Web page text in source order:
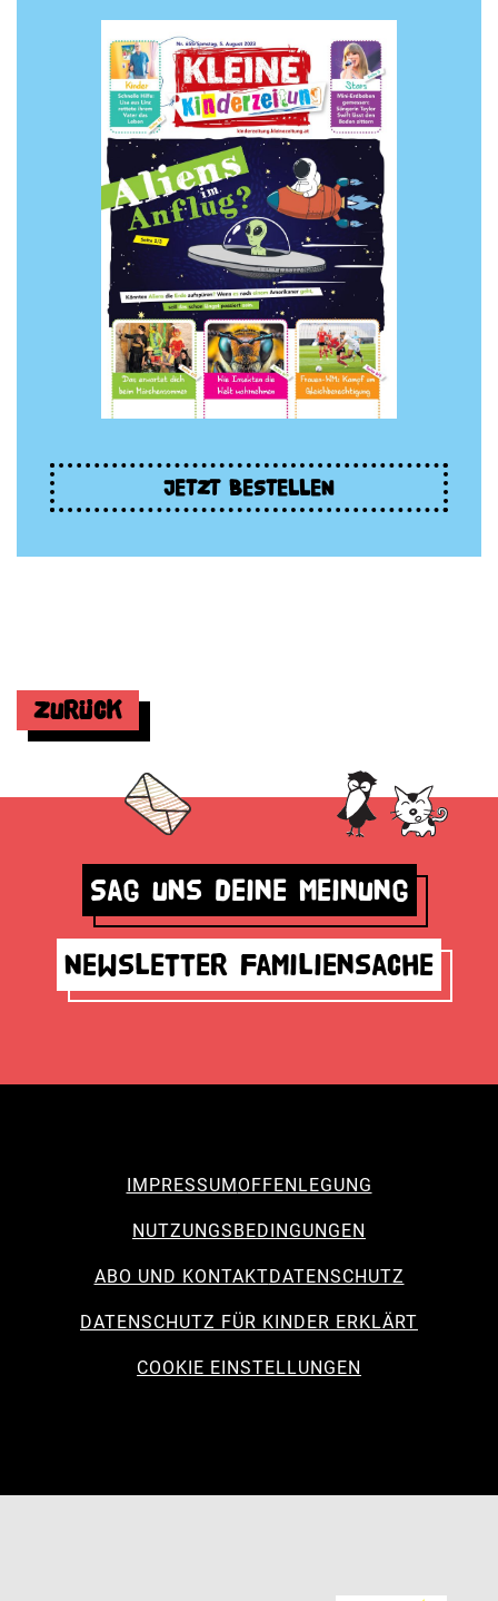
JETZT BESTELLEN
Zurück
Sag uns deine Meinung
Newsletter Familiensache
IMPRESSUM OFFENLEGUNG
NUTZUNGSBEDINGUNGEN
ABO UND KONTAKTDATENSCHUTZ
DATENSCHUTZ FÜR KINDER ERKLÄRT
COOKIE EINSTELLUNGEN